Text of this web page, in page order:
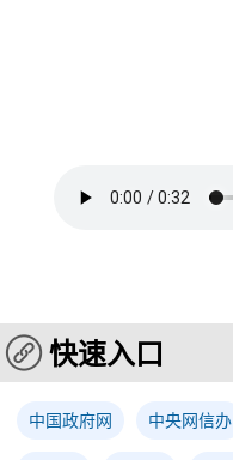
快速入口
中国政府网 中央网信办